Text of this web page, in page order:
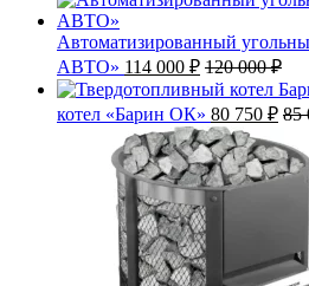
Автоматизированный
АВТО» 114 000 ₽ 120 000₽
котел «Барин ОК» 80 750 ₽ 85